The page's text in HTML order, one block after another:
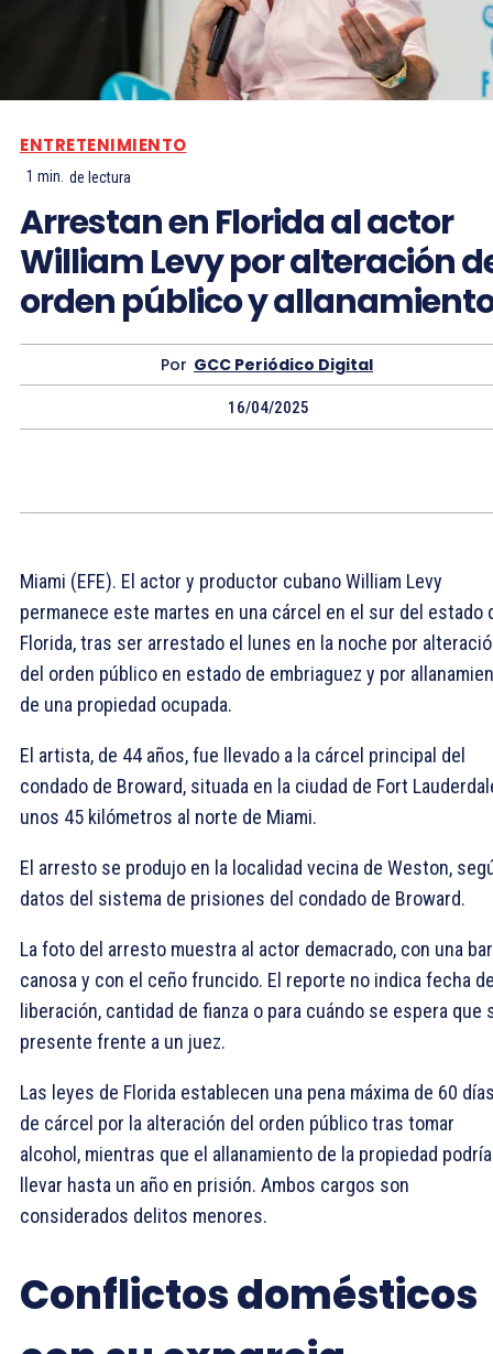
ENTRETENIMIENTO
1 min. de lectura
Arrestan en Florida al actor
William Levy por alteración
orden público y
Por GCC Periódico Digital
16/04/2025
Miami (EFE). El actor y productor cubano William Levy
permanece este martes en una cárcel en el sur del estado
Florida, tras ser arrestado el lunes en la noche por
del orden público en estado de embriaguez y por
de una propiedad ocupada.
El artista, de 44 años, fue llevado a la cárcel principal del
condado de Broward, situada en la ciudad de Fort
unos 45 kilómetros al norte de Miami.
El arresto se produjo en la localidad vecina de Weston,
datos del sistema de prisiones del condado de Broward.
La foto del arresto muestra al actor demacrado, con una
canosa y con el ceño fruncido. El reporte no indica fecha
liberación, cantidad de fianza o para cuándo se espera que
presente frente a un juez.
Las leyes de Florida establecen una pena máxima de 60
de cárcel por la alteración del orden público tras tomar
alcohol, mientras que el allanamiento de la propiedad podría
llevar hasta un año en prisión. Ambos cargos son
considerados delitos menores.
Conflictos domésticos